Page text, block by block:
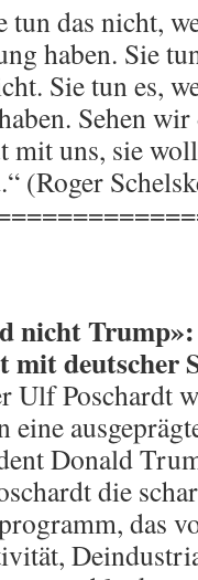
tun das nicht,
haben. Sie
Sie tun es,
Sehen
mit uns, sie
(Roger
nicht
mit deutscher
Ulf Poschardt
Donald
die
das